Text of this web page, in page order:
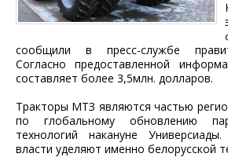
сообщили в пресс-службе
Согласно предоставленной
составляет более 3,5млн. долларов.
Тракторы МТЗ являются частью
по глобальному обновлению
технологий накануне
власти уделяют именно белорусской